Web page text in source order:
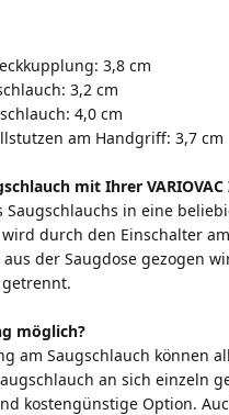
3,8 cm
3,2 cm
4,0 cm
am Handgriff: 3,7 cm
mit Ihrer VARIOVAC
in eine
durch den Einschalter
der Saugdose gezogen
möglich?
am Saugschlauch können
an sich einzeln
kostengünstige Option.